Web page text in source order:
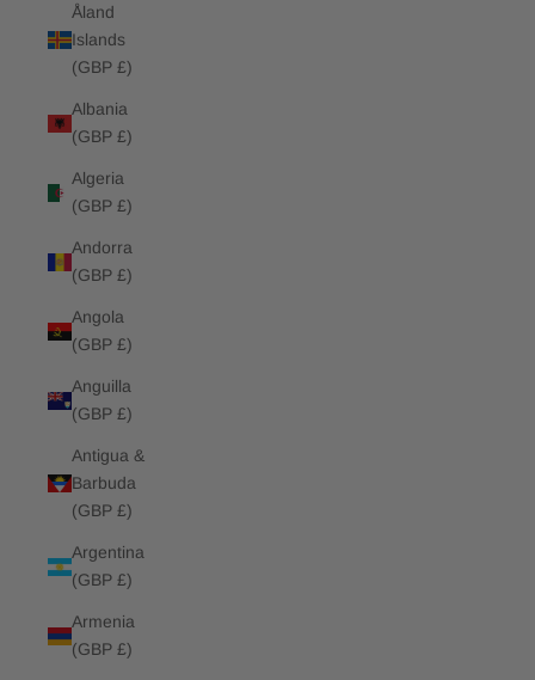
Åland
Islands
(GBP £)
Albania
(GBP £)
Algeria
(GBP £)
Andorra
(GBP £)
Angola
(GBP £)
Anguilla
(GBP £)
Antigua &
Barbuda
(GBP £)
Argentina
(GBP £)
Armenia
(GBP £)